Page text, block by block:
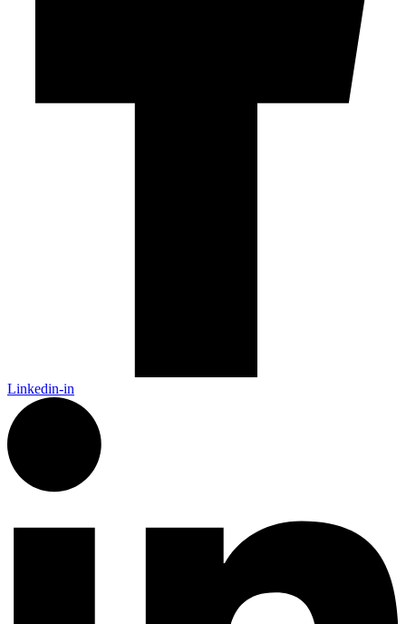
Linkedin-in